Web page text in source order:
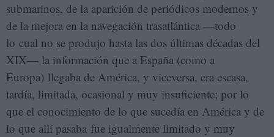
submarinos, de la aparición de periódicos modernos y
de la mejora en la navegación trasatlántica —todo
lo cual no se produjo hasta las dos últimas décadas del
XIX— la información que a España (como a
Europa) llegaba de América, y viceversa, era escasa,
tardía, limitada, ocasional y muy insuficiente; por lo
que el conocimiento de lo que sucedía en América y de
lo que allí pasaba fue igualmente limitado y muy